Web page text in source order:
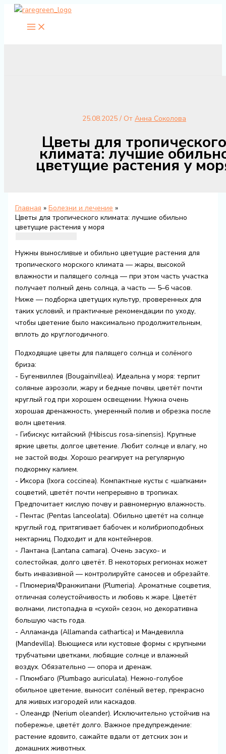
Перейти
содержимому
25.08.2025 / От Анна Соколова
Цветы для тропического
климата: лучшие
цветущие растения у
Главная
Болезни и лечение
Цветы для тропического климата: лучшие обильно
цветущие растения у моря
Нужны выносливые и обильно цветущие растения для
тропического морского климата — жары, высокой
влажности и палящего солнца — при этом часть участка
получает полный день солнца, а часть — 5–6 часов.
Ниже — подборка цветущих культур, проверенных для
таких условий, и практичные рекомендации по уходу,
чтобы цветение было максимально продолжительным,
вплоть до круглогодичного.
Подходящие цветы для палящего солнца и солёного
бриза:
- Бугенвиллея (Bougainvillea). Идеальна у моря: терпит
соляные аэрозоли, жару и бедные почвы, цветёт почти
круглый год при хорошем освещении. Нужна очень
хорошая дренажность, умеренный полив и обрезка после
волн цветения.
- Гибискус китайский (Hibiscus rosa‑sinensis). Крупные
яркие цветы, долгое цветение. Любит солнце и влагу, но
не застой воды. Хорошо реагирует на регулярную
подкормку калием.
- Иксора (Ixora coccinea). Компактные кусты с «шапками»
соцветий, цветёт почти непрерывно в тропиках.
Предпочитает кислую почву и равномерную влажность.
- Пентас (Pentas lanceolata). Обильно цветёт на солнце
круглый год, притягивает бабочек и колибриоподобных
нектарниц. Подходит и для контейнеров.
- Лантана (Lantana camara). Очень засухо- и
солестойкая, долго цветёт. В некоторых регионах может
быть инвазивной — контролируйте самосев и обрезайте.
- Плюмерия/Франжипани (Plumeria). Ароматные соцветия,
отличная солеустойчивость и любовь к жаре. Цветёт
волнами, листопадна в «сухой» сезон, но декоративна
большую часть года.
- Алламанда (Allamanda cathartica) и Мандевилла
(Mandevilla). Вьющиеся или кустовые формы с крупными
трубчатыми цветками, любящие солнце и влажный
воздух. Обязательно — опора и дренаж.
- Плюмбаго (Plumbago auriculata). Нежно-голубое
обильное цветение, выносит солёный ветер, прекрасно
для живых изгородей или каскадов.
- Олеандр (Nerium oleander). Исключительно устойчив на
побережье, цветёт долго. Важное предупреждение:
растение ядовито, сажайте вдали от детских зон и
домашних животных.